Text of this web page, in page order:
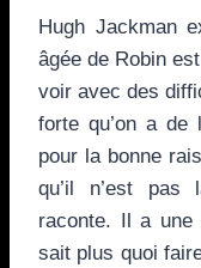
Hugh Jackman
âgée de Robin
voir avec des
forte qu’on a de
pour la bonne
qu’il n’est pas
raconte. Il a
sait plus quoi